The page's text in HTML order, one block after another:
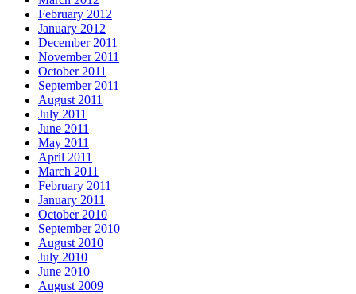
February 2012
January 2012
December 2011
November 2011
October 2011
September 2011
August 2011
July 2011
June 2011
May 2011
April 2011
March 2011
February 2011
January 2011
October 2010
September 2010
August 2010
July 2010
June 2010
August 2009